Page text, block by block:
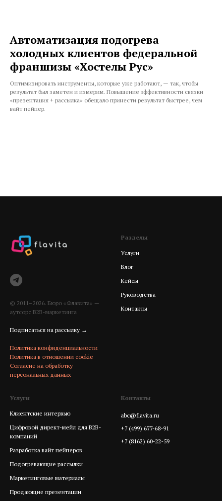
Автоматизация подогрева
холодных клиентов федеральной
франшизы «Хостелы Рус»
Оптимизировать инструменты, которые уже работают, — так, чтобы
результат был заметен и измерим. Повышение эффективности связки
«презентация + рассылка» обещало принести результат быстрее, чем
вайт пейпер.
© 2011–2026 . Бюро «Флавита» —
аутсорс B2B-маркетинга
Подписаться на рассылку →
Политика конфиденциальности
Политика в отношении cookie
Согласие на обработку
персональных данных
Разделы
Услуги
Блог
Кейсы
Руководства
Контакты
Услуги
Клиентские интервью
Цифровой директ-мейл для B2B-
компаний
Разработка вайт пейперов
Подогревающие рассылки
Маркетинговые материалы
Продающие презентации
Контакты
abc@flavita.ru
+7 (499) 677-68-91
+7 (8162) 60-22-59